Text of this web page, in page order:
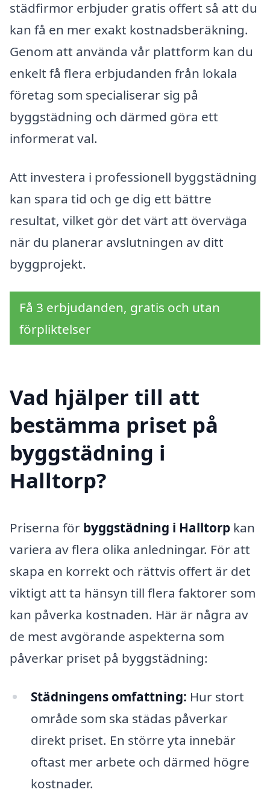
städfirmor erbjuder gratis offert så att du
kan få en mer exakt kostnadsberäkning.
Genom att använda vår plattform kan du
enkelt få flera erbjudanden från lokala
företag som specialiserar sig på
byggstädning och därmed göra ett
informerat val.
Att investera i professionell byggstädning
kan spara tid och ge dig ett bättre
resultat, vilket gör det värt att överväga
när du planerar avslutningen av ditt
byggprojekt.
Få 3 erbjudanden, gratis och utan
förpliktelser
Vad hjälper till att
bestämma priset på
byggstädning i
Halltorp?
Priserna för byggstädning i Halltorp kan
variera av flera olika anledningar. För att
skapa en korrekt och rättvis offert är det
viktigt att ta hänsyn till flera faktorer som
kan påverka kostnaden. Här är några av
de mest avgörande aspekterna som
påverkar priset på byggstädning:
Städningens omfattning: Hur stort
område som ska städas påverkar
direkt priset. En större yta innebär
oftast mer arbete och därmed högre
kostnader.